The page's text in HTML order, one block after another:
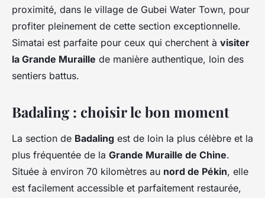
proximité, dans le village de Gubei Water Town, pour
profiter pleinement de cette section exceptionnelle.
Simatai est parfaite pour ceux qui cherchent à visiter
la Grande Muraille de manière authentique, loin des
sentiers battus.
Badaling : choisir le bon moment
La section de Badaling est de loin la plus célèbre et la
plus fréquentée de la Grande Muraille de Chine.
Située à environ 70 kilomètres au nord de Pékin, elle
est facilement accessible et parfaitement restaurée,